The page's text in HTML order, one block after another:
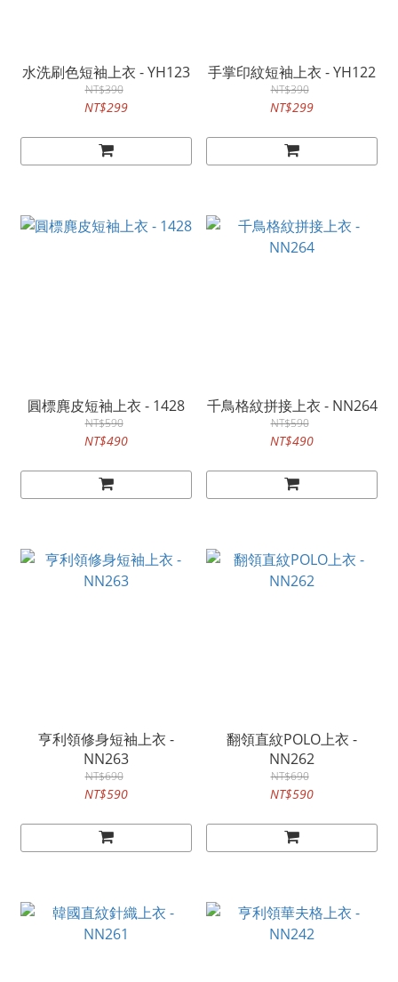
水洗刷色短袖上衣 - YH123
NT$390
NT$299
手掌印紋短袖上衣 - YH122
NT$390
NT$299
圓標麂皮短袖上衣 - 1428
NT$590
NT$490
千鳥格紋拼接上衣 - NN264
NT$590
NT$490
亨利領修身短袖上衣 -
NN263
NT$690
NT$590
翻領直紋POLO上衣 -
NN262
NT$690
NT$590